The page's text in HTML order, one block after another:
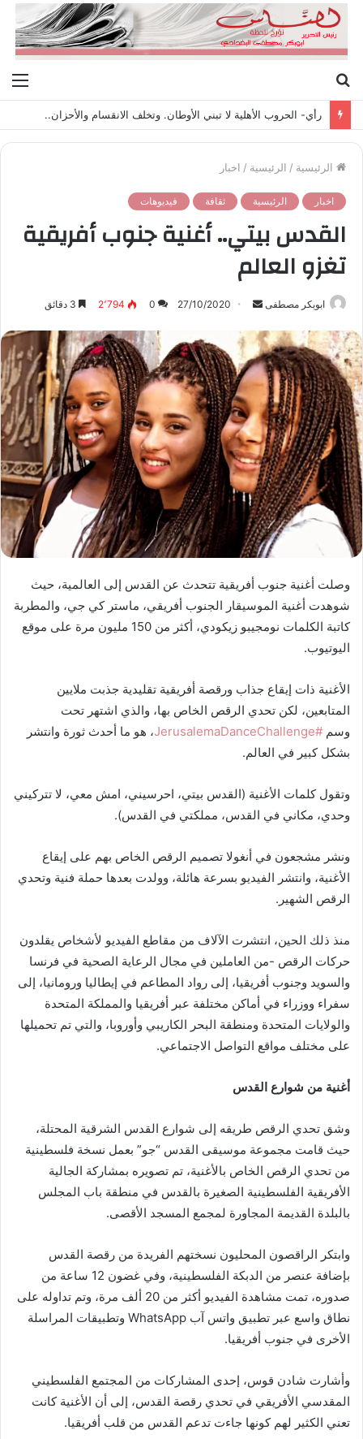
عن
رأي- الحروب الأهلية لا تبني الأوطان. وتخلف الانقسام والأحزان..
الرئيسية / الرئيسية / اخبار
اخبار الرئيسية ثقافة فيديوهات
القدس بيتي.. أغنية جنوب أفريقية
تغزو العالم
ابوبكر مصطفى
ل
ب
ر
ي
د
ا
إ
ل
ك
ت
ر
و
ا
27/10/2020
0 2٬794
وصلت أغنية جنوب أفريقية تتحدث عن القدس إلى العالمية، حيث
شوهدت أغنية الموسيقار الجنوب أفريقي، ماستر كي جي، والمطربة
كاتبة الكلمات نومجيبو زيكودي، أكثر من 150 مليون مرة على موقع
اليوتيوب.
الأغنية ذات إيقاع جذاب ورقصة أفريقية تقليدية جذبت ملايين
المتابعين، لكن تحدي الرقص الخاص بها، والذي اشتهر تحت
وسم #JerusalemaDanceChallenge
، هو ما أحدث ثورة وانتشر
بشكل كبير في العالم.
وتقول كلمات الأغنية (القدس بيتي، احرسيني، امش معي، لا تتركيني
وحدي، مكاني في القدس، مملكتي في القدس).
ونشر مشجعون في أنغولا تصميم الرقص الخاص بهم على إيقاع
الأغنية، وانتشر الفيديو بسرعة هائلة، وولدت بعدها حملة فنية وتحدي
الرقص الشهير.
منذ ذلك الحين، انتشرت الآلاف من مقاطع الفيديو لأشخاص يقلدون
حركات الرقص -من العاملين في مجال الرعاية الصحية في فرنسا
والسويد وجنوب أفريقيا، إلى رواد المطاعم في إيطاليا ورومانيا، إلى
سفراء ووزراء في أماكن مختلفة عبر أفريقيا والمملكة المتحدة
والولايات المتحدة ومنطقة البحر الكاريبي وأوروبا، والتي تم تحميلها
على مختلف مواقع التواصل الاجتماعي.
أغنية من شوارع القدس
وشق تحدي الرقص طريقه إلى شوارع القدس الشرقية المحتلة،
حيث قامت مجموعة موسيقى القدس “جو” بعمل نسخة فلسطينية
من تحدي الرقص الخاص بالأغنية، تم تصويره بمشاركة الجالية
الأفريقية الفلسطينية الصغيرة بالقدس في منطقة باب المجلس
بالبلدة القديمة المجاورة لمجمع المسجد الأقصى.
وابتكر الراقصون المحليون نسختهم الفريدة من رقصة القدس
بإضافة عنصر من الدبكة الفلسطينية، وفي غضون 12 ساعة من
صدوره، تمت مشاهدة الفيديو أكثر من 20 ألف مرة، وتم تداوله على
نطاق واسع عبر تطبيق واتس آب WhatsApp وتطبيقات المراسلة
الأخرى في جنوب أفريقيا.
وأشارت شادن قوس، إحدى المشاركات من المجتمع الفلسطيني
المقدسي الأفريقي في تحدي رقصة القدس، إلى أن الأغنية كانت
تعني الكثير لهم كونها جاءت تدعم القدس من قلب أفريقيا.